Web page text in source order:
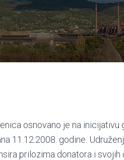
osnovano je na inicijativu
11.12.2008. godine.
prilozima donatora i svojih